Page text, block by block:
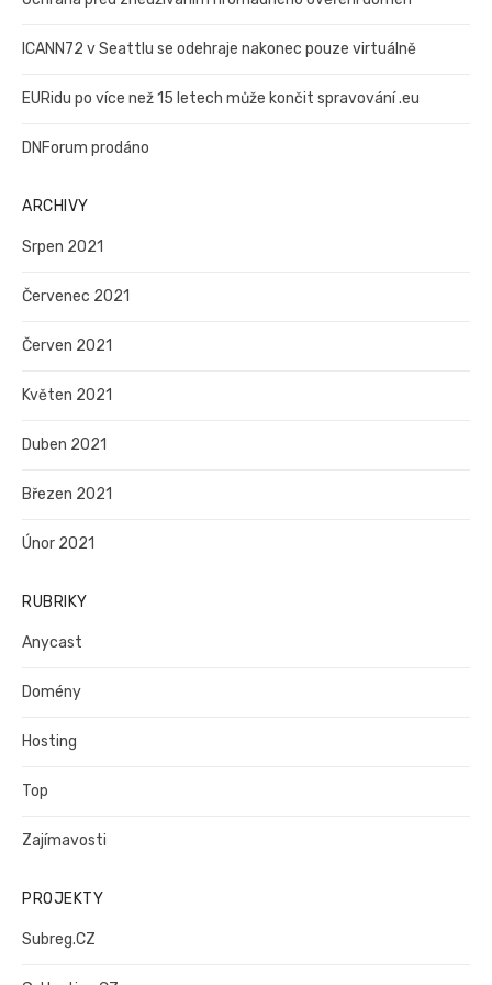
ICANN72 v Seattlu se odehraje nakonec pouze virtuálně
EURidu po více než 15 letech může končit spravování .eu
DNForum prodáno
ARCHIVY
Srpen 2021
Červenec 2021
Červen 2021
Květen 2021
Duben 2021
Březen 2021
Únor 2021
RUBRIKY
Anycast
Domény
Hosting
Top
Zajímavosti
PROJEKTY
Subreg.CZ